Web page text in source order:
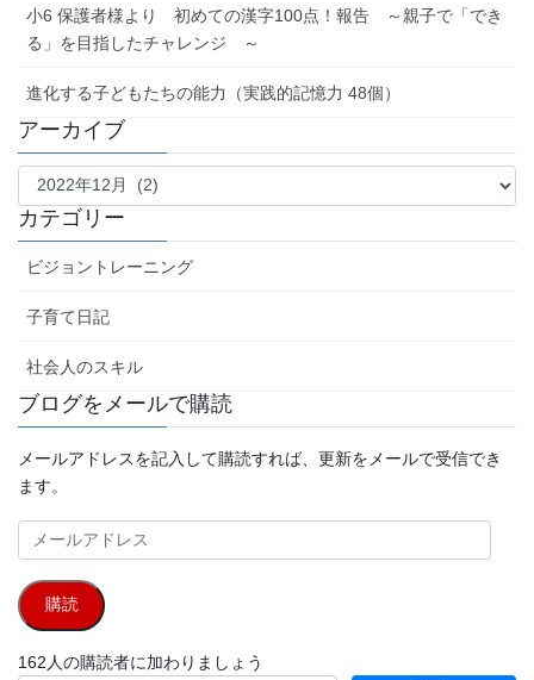
小6 保護者様より 初めての漢字100点！報告 ～親子で「でき
る」を目指したチャレンジ ～
進化する子どもたちの能力（実践的記憶力 48個）
アーカイブ
ア
カ
イ
ブ
カテゴリー
ビジョントレーニング
子育て日記
社会人のスキル
ブログをメールで購読
メールアドレスを記入して購読すれば、更新をメールで受信でき
ます。
ー
ル
ア
レ
購読
162人の購読者に加わりましょう